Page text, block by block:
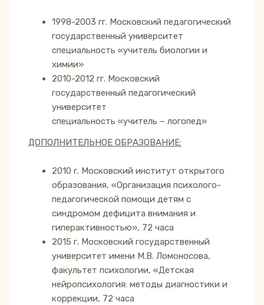
1998-2003 гг. Московский педагогический
государственный университет
специальность «учитель биологии и
химии»
2010-2012 гг. Московский
государственный педагогический
университет
специальность «учитель – логопед»
ДОПОЛНИТЕЛЬНОЕ ОБРАЗОВАНИЕ:
2010 г. Московский институт открытого
образования, «Организация психолого-
педагогической помощи детям с
синдромом дефицита внимания и
гиперактивностью», 72 часа
2015 г. Московский государственный
университет имени М.В. Ломоносова,
факультет психологии, «Детская
нейропсихология: методы диагностики и
коррекции, 72 часа